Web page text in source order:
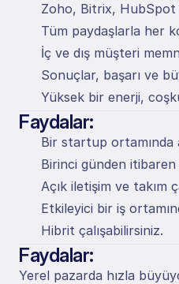
Zoho, Bitrix, HubSpot
Tüm paydaşlarla her
İç ve dış müşteri
Sonuçlar, başarı ve
Yüksek bir enerji,
Faydalar:
Bir startup ortamında
Birinci günden
Açık iletişim ve takım
Etkileyici bir iş
Hibrit çalışabilirsiniz.
Faydalar:
Yerel pazarda hızla